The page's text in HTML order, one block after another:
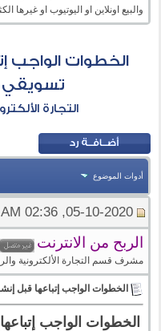
والبيع اونلاين او اليوتيوب او غيرها
الخطوات الواجب
تسويقي
التجارة
أدوات الموضوع
05-10-2020, 02:36 AM
الربح من الانترنت
مشرف قسم التجارة الألكترونية
الخطوات الواجب إتباعها قبل
الخطوات الواجب